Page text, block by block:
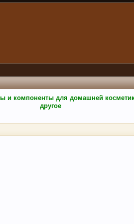
и компоненты для домашней
другое